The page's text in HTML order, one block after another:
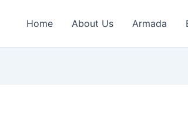
Home About Us Armada